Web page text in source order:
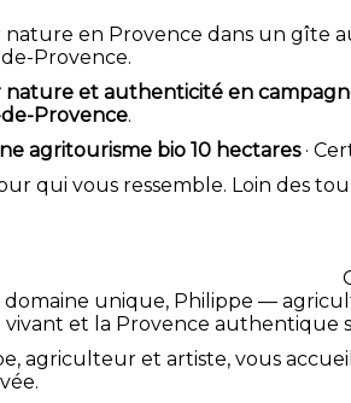
nature en Provence dans un gîte
Provence.
nature et authenticité en
Provence.
agritourisme bio 10 hectares·
qui vous ressemble. Loin des
domaine unique, Philippe —
vivant et la Provence authentique
agriculteur et artiste, vous